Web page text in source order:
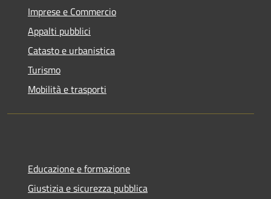
Imprese e Commercio
Appalti pubblici
Catasto e urbanistica
Turismo
Mobilità e trasporti
Educazione e formazione
Giustizia e sicurezza pubblica